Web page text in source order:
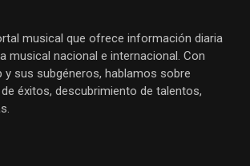
musical que ofrece información diaria
musical nacional e internacional. Con
y sus subgéneros, hablamos sobre
éxitos, descubrimiento de talentos,